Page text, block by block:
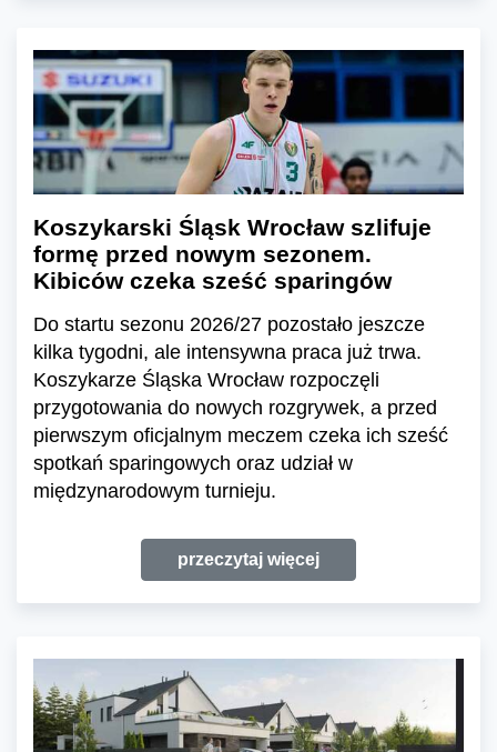
Koszykarski Śląsk Wrocław szlifuje
formę przed nowym sezonem.
Kibiców czeka sześć sparingów
Do startu sezonu 2026/27 pozostało jeszcze
kilka tygodni, ale intensywna praca już trwa.
Koszykarze Śląska Wrocław rozpoczęli
przygotowania do nowych rozgrywek, a przed
pierwszym oficjalnym meczem czeka ich sześć
spotkań sparingowych oraz udział w
międzynarodowym turnieju.
przeczytaj więcej